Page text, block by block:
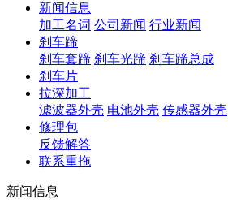
新闻信息
加工名词 公司新闻 行业新闻
刹车蹄
刹车套蹄 刹车光蹄 刹车蹄总成
刹车片
拉深加工
滤波器外壳 电池外壳 传感器外壳
修理包
反馈解答
联系重拖
新闻信息